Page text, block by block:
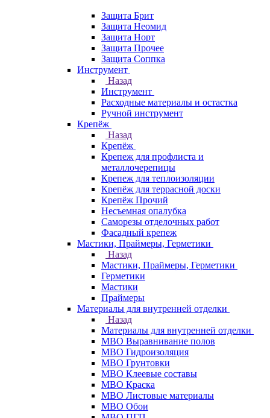
Защита Брит
Защита Неомид
Защита Норт
Защита Прочее
Защита Соппка
Инструмент
Назад
Инструмент
Расходные материалы и остастка
Ручной инструмент
Крепёж
Назад
Крепёж
Крепеж для профлиста и
металлочерепицы
Крепеж для теплоизоляции
Крепёж для террасной доски
Крепёж Прочий
Несъемная опалубка
Саморезы отделочных работ
Фасадный крепеж
Мастики, Праймеры, Герметики
Назад
Мастики, Праймеры, Герметики
Герметики
Мастики
Праймеры
Материалы для внутренней отделки
Назад
Материалы для внутренней отделки
МВО Выравнивание полов
МВО Гидроизоляция
МВО Грунтовки
МВО Клеевые составы
МВО Краска
МВО Листовые материалы
МВО Обои